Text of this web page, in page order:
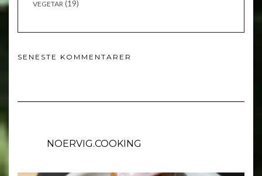
VEGETAR (19)
SENESTE KOMMENTARER
NOERVIG.COOKING